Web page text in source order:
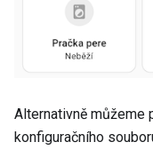
Alternativně můžeme
konfiguračního